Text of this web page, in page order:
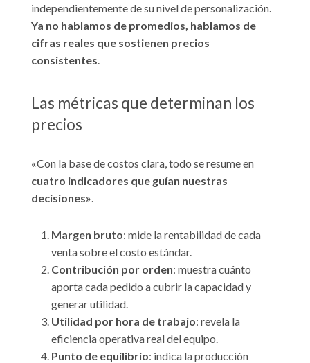
independientemente de su nivel de personalización.
Ya no hablamos de promedios, hablamos de
cifras reales que sostienen precios
consistentes
Las métricas que determinan los
precios
«Con la base de costos clara, todo se resume en
cuatro indicadores que guían nuestras
decisiones»
Margen bruto: mide la rentabilidad de cada
venta sobre el costo estándar.
Contribución por orden: muestra cuánto
aporta cada pedido a cubrir la capacidad y
generar utilidad.
Utilidad por hora de trabajo: revela la
eficiencia operativa real del equipo.
Punto de equilibrio: indica la producción